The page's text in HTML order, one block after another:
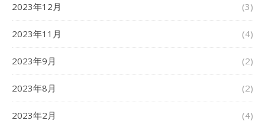
2023年12月 (3)
2023年11月 (4)
2023年9月 (2)
2023年8月 (2)
2023年2月 (4)